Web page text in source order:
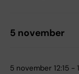
5 november
5 november 12:15 -